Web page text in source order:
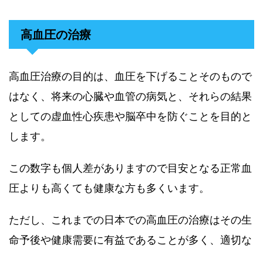
高血圧の治療
高血圧治療の目的は、血圧を下げることそのもので
はなく、将来の心臓や血管の病気と、それらの結果
としての虚血性心疾患や脳卒中を防ぐことを目的と
します。
この数字も個人差がありますので目安となる正常血
圧よりも高くても健康な方も多くいます。
ただし、これまでの日本での高血圧の治療はその生
命予後や健康需要に有益であることが多く、適切な